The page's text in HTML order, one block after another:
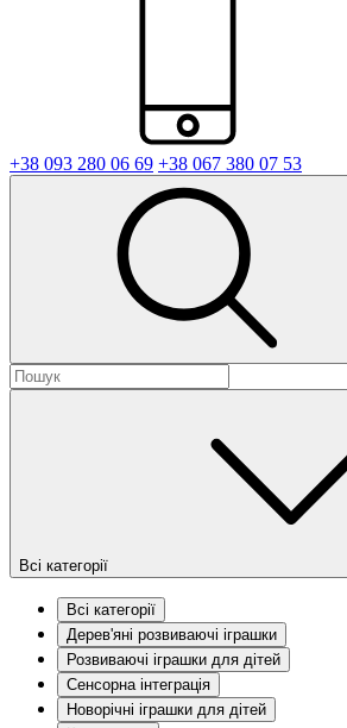
+38 093 280 06 69 +38 067 380 07 53
Всі категорії
Всі категорії
Дерев'яні розвиваючі іграшки
Розвиваючі іграшки для дітей
Сенсорна інтеграція
Новорічні іграшки для дітей